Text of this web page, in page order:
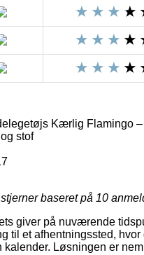
Kærlig Flamingo
stof
baseret på 10
giver på nuværende
til et afhentningssted,
kalender. Løsningen er